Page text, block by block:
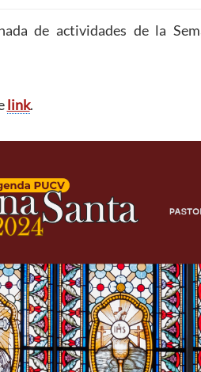
de actividades de la
link.